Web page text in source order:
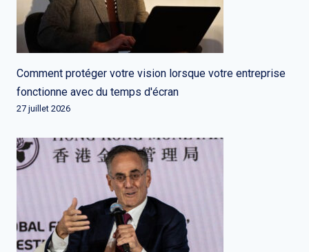
Comment protéger votre vision lorsque votre entreprise
fonctionne avec du temps d'écran
27 juillet 2026